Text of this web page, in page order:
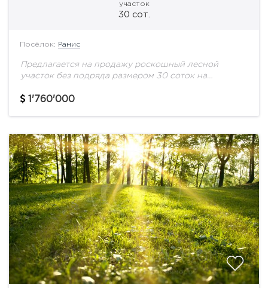
участок
30 сот.
Посёлок: Ранис
Предлагается на продажу роскошный лесной
участок без подряда размером 30 соток на
(Ранис). Стародачное место в лесном массиве с
1'760'000